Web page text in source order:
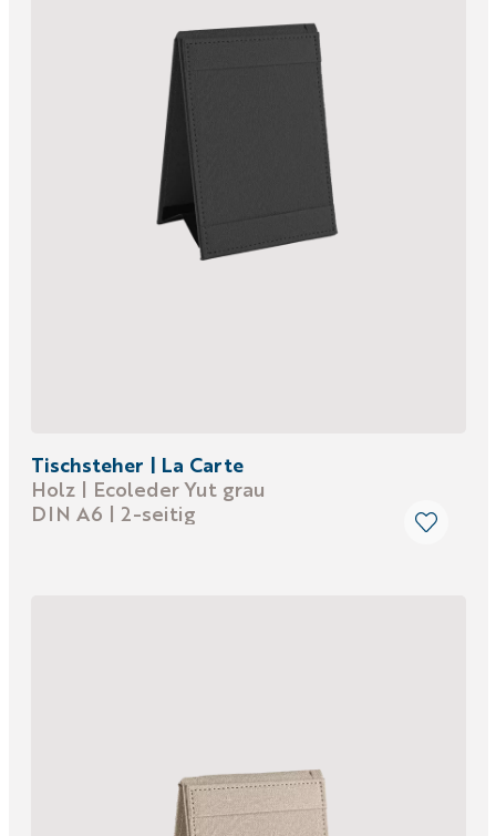
Tischsteher | La Carte
Holz | Ecoleder Yut grau
DIN A6 | 2-seitig